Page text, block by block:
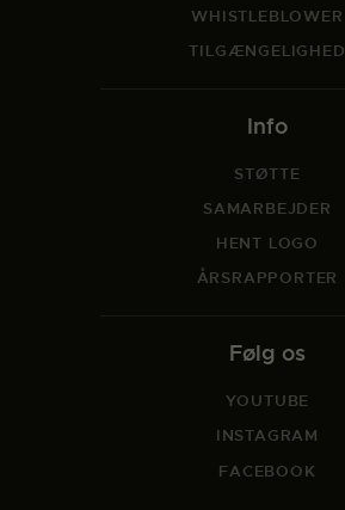
WHISTLEBLOWER
TILGÆNGELIGHED
Info
STØTTE
SAMARBEJDER
HENT LOGO
ÅRSRAPPORTER
Følg os
YOUTUBE
INSTAGRAM
FACEBOOK